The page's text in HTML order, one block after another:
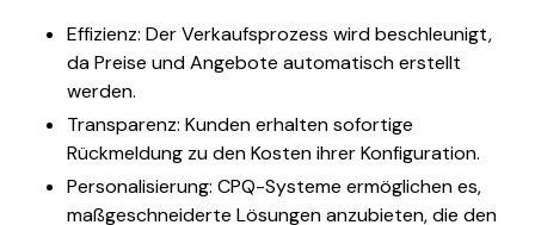
Effizienz: Der Verkaufsprozess wird beschleunigt,
da Preise und Angebote automatisch erstellt
werden.
Transparenz: Kunden erhalten sofortige
Rückmeldung zu den Kosten ihrer Konfiguration.
Personalisierung: CPQ-Systeme ermöglichen es,
maßgeschneiderte Lösungen anzubieten, die den